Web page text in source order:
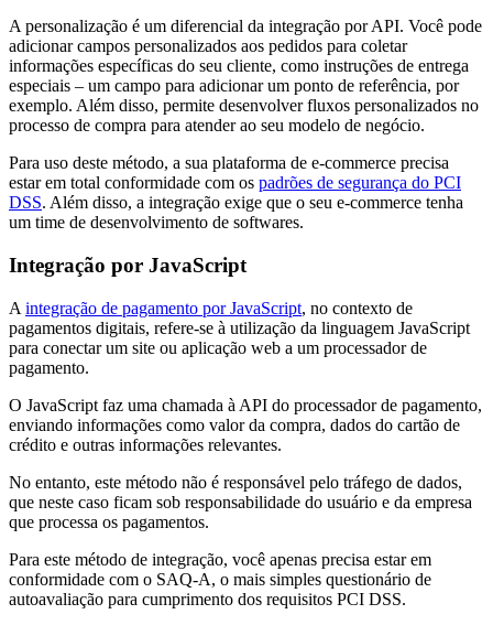
A personalização é um diferencial da integração por API. Você pode
adicionar campos personalizados aos pedidos para coletar
informações específicas do seu cliente, como instruções de entrega
especiais – um campo para adicionar um ponto de referência, por
exemplo. Além disso, permite desenvolver fluxos personalizados no
processo de compra para atender ao seu modelo de negócio.
Para uso deste método, a sua plataforma de e-commerce precisa
estar em total conformidade com os padrões de segurança do PCI
DSS. Além disso, a integração exige que o seu e-commerce tenha
um time de desenvolvimento de softwares.
Integração por JavaScript
A integração de pagamento por JavaScript, no contexto de
pagamentos digitais, refere-se à utilização da linguagem JavaScript
para conectar um site ou aplicação web a um processador de
pagamento.
O JavaScript faz uma chamada à API do processador de pagamento,
enviando informações como valor da compra, dados do cartão de
crédito e outras informações relevantes.
No entanto, este método não é responsável pelo tráfego de dados,
que neste caso ficam sob responsabilidade do usuário e da empresa
que processa os pagamentos.
Para este método de integração, você apenas precisa estar em
conformidade com o SAQ-A, o mais simples questionário de
autoavaliação para cumprimento dos requisitos PCI DSS.